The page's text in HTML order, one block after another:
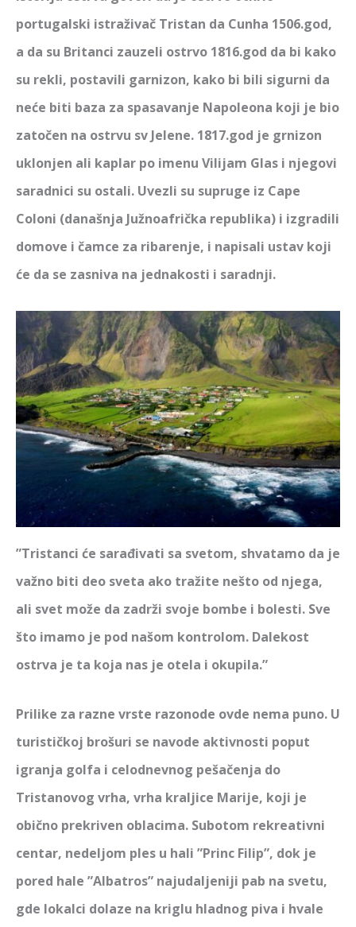
portugalski istraživač Tristan da Cunha 1506.god,
a da su Britanci zauzeli ostrvo 1816.god da bi kako
su rekli, postavili garnizon, kako bi bili sigurni da
neće biti baza za spasavanje Napoleona koji je bio
zatočen na ostrvu sv Jelene. 1817.god je grnizon
uklonjen ali kaplar po imenu Vilijam Glas i njegovi
saradnici su ostali. Uvezli su supruge iz Cape
Coloni (današnja Južnoafrička republika) i izgradili
domove i čamce za ribarenje, i napisali ustav koji
će da se zasniva na jednakosti i saradnji.
”Tristanci će sarađivati sa svetom, shvatamo da je
važno biti deo sveta ako tražite nešto od njega,
ali svet može da zadrži svoje bombe i bolesti. Sve
što imamo je pod našom kontrolom. Dalekost
ostrva je ta koja nas je otela i okupila.”
Prilike za razne vrste razonode ovde nema puno. U
turističkoj brošuri se navode aktivnosti poput
igranja golfa i celodnevnog pešačenja do
Tristanovog vrha, vrha kraljice Marije, koji je
obično prekriven oblacima. Subotom rekreativni
centar, nedeljom ples u hali ”Princ Filip”, dok je
pored hale ”Albatros” najudaljeniji pab na svetu,
gde lokalci dolaze na kriglu hladnog piva i hvale